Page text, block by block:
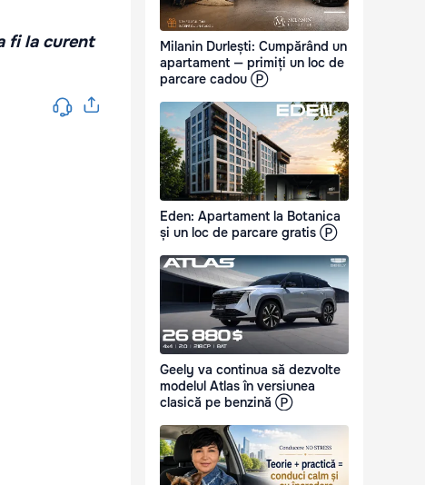
fi la curent
Milanin Durlești: Cumpărând un
apartament — primiți un loc de
parcare cadou Ⓟ
Eden: Apartament la Botanica
și un loc de parcare gratis Ⓟ
Geely va continua să dezvolte
modelul Atlas în versiunea
clasică pe benzină Ⓟ